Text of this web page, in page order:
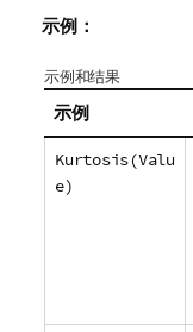
示例：
示例和结果
示例
Kurtosis(Valu
e)